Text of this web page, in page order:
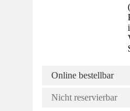
Online bestellbar
Nicht reservierbar